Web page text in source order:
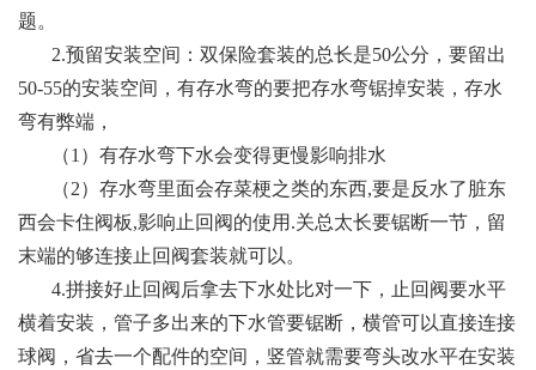
题。
2.预留安装空间：双保险套装的总长是50公分，要留出
50-55的安装空间，有存水弯的要把存水弯锯掉安装，存水
弯有弊端，
（1）有存水弯下水会变得更慢影响排水
（2）存水弯里面会存菜梗之类的东西,要是反水了脏东
西会卡住阀板,影响止回阀的使用.关总太长要锯断一节，留
末端的够连接止回阀套装就可以。
4.拼接好止回阀后拿去下水处比对一下，止回阀要水平
横着安装，管子多出来的下水管要锯断，横管可以直接连接
球阀，省去一个配件的空间，竖管就需要弯头改水平在安装